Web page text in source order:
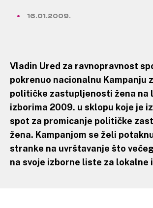
16.01.2009.
Vladin Ured za ravnopravnost
pokrenuo nacionalnu Kampanju
političke zastupljenosti žena na
izborima 2009. u sklopu koje je
spot za promicanje političke
žena. Kampanjom se želi
stranke na uvrštavanje što
na svoje izborne liste za lokalne